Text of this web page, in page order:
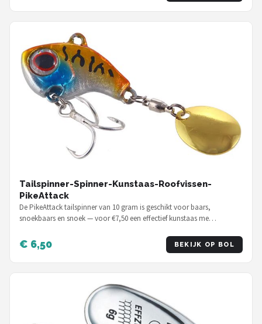
Tailspinner-Spinner-Kunstaas-Roofvissen-
PikeAttack
De PikeAttack tailspinner van 10 gram is geschikt voor baars,
snoekbaars en snoek — voor €7,50 een effectief kunstaas me…
€ 6,50 BEKIJK OP BOL